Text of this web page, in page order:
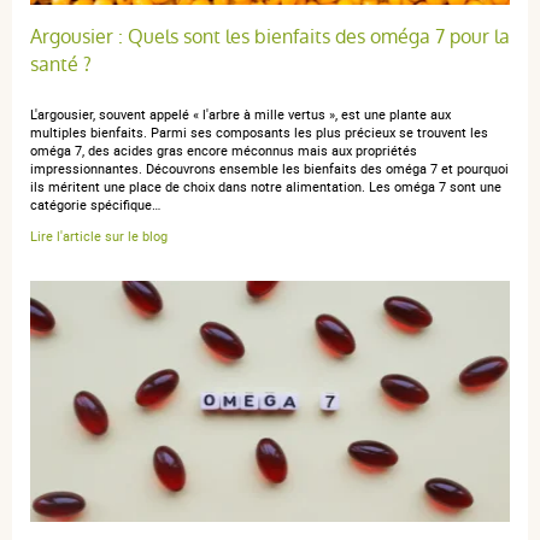
5 / 5
Buone qualite
anonymous a.
mars 2019
nessuna nota negativa
Argousier : Quels sont les bienfaits des oméga 7 pour la
santé ?
L'argousier, souvent appelé « l'arbre à mille vertus », est une plante aux
multiples bienfaits. Parmi ses composants les plus précieux se trouvent les
oméga 7, des acides gras encore méconnus mais aux propriétés
impressionnantes. Découvrons ensemble les bienfaits des oméga 7 et pourquoi
ils méritent une place de choix dans notre alimentation. Les oméga 7 sont une
catégorie spécifique…
Lire l'article sur le blog